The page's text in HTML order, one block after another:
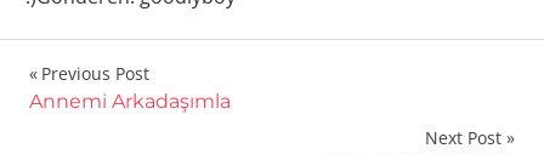
Yazı
gezinmesi
Previous Post
Annemi Arkadaşımla
Next Post